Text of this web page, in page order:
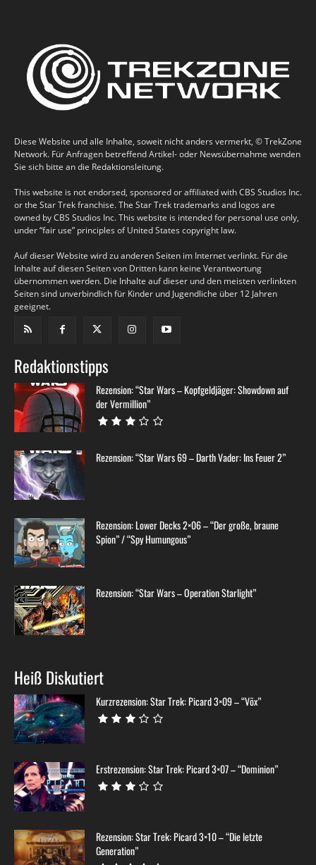
Diese Website und alle Inhalte, soweit nicht anders vermerkt, © TrekZone
Network. Für Anfragen betreffend Artikel- oder Newsübernahme wenden
Sie sich bitte an die Redaktionsleitung.
This website is not endorsed, sponsored or affiliated with CBS Studios Inc.
or the Star Trek franchise. The Star Trek trademarks and logos are
owned by CBS Studios Inc. This website is intended for personal use only,
under “fair use” principles of United States copyright law.
Auf dieser Website wird zu anderen Seiten im Internet verlinkt. Für die
Inhalte auf diesen Seiten von Dritten kann keine Verantwortung
übernommen werden. Die Inhalte auf dieser und den meisten verlinkten
Seiten sind unverbindlich für Kinder und Jugendliche über 12 Jahren
geeignet.
Redaktionstipps
Rezension: “Star Wars – Kopfgeldjäger: Showdown auf
der Vermillion”
Rezension: “Star Wars 69 – Darth Vader: Ins Feuer 2”
Rezension: Lower Decks 2×06 – “Der große, braune
Spion” / “Spy Humungous”
Rezension: “Star Wars – Operation Starlight”
Heiß Diskutiert
Kurzrezension: Star Trek: Picard 3×09 – “Võx”
Erstrezension: Star Trek: Picard 3×07 – “Dominion”
Rezension: Star Trek: Picard 3×10 – “Die letzte
Generation”